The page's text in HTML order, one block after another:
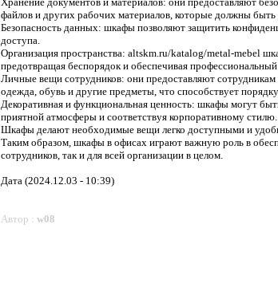
файлов и других рабочих материалов, которые должны
Безопасность данных: шкафы позволяют защитить
доступа.
Организация пространства: altskm.ru/katalog/metal-mebel
предотвращая беспорядок и обеспечивая
Личные вещи сотрудников: они предоставляют
одежда, обувь и другие предметы, что способствует
Декоративная и функциональная ценность: шкафы могут
приятной атмосферы и соответствуя корпоративному стилю.
Шкафы делают необходимые вещи легко доступными и
Таким образом, шкафы в офисах играют важную роль в
сотрудников, так и для всей организации в целом.
Дата (2024.12.03 - 10:39)
Автор : w08